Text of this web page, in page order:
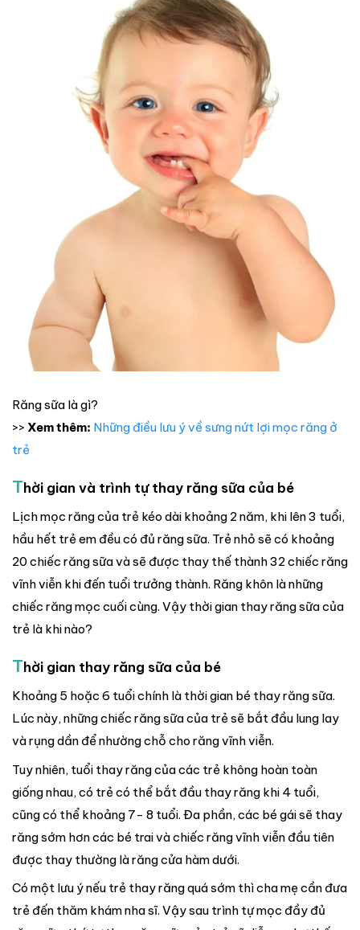
Răng sữa là gì?
>> Xem thêm: Những điều lưu ý về sưng nứt lợi mọc răng ở
trẻ
Thời gian và trình tự thay răng sữa của bé
Lịch mọc răng của trẻ kéo dài khoảng 2 năm, khi lên 3 tuổi,
hầu hết trẻ em đều có đủ răng sữa. Trẻ nhỏ sẽ có khoảng
20 chiếc răng sữa và sẽ được thay thế thành 32 chiếc răng
vĩnh viễn khi đến tuổi trưởng thành. Răng khôn là những
chiếc răng mọc cuối cùng. Vậy thời gian thay răng sữa của
trẻ là khi nào?
Thời gian thay răng sữa của bé
Khoảng 5 hoặc 6 tuổi chính là thời gian bé thay răng sữa.
Lúc này, những chiếc răng sữa của trẻ sẽ bắt đầu lung lay
và rụng dần để nhường chỗ cho răng vĩnh viễn.
Tuy nhiên, tuổi thay răng của các trẻ không hoàn toàn
giống nhau, có trẻ có thể bắt đầu thay răng khi 4 tuổi,
cũng có thể khoảng 7- 8 tuổi. Đa phần, các bé gái sẽ thay
răng sớm hơn các bé trai và chiếc răng vĩnh viễn đầu tiên
được thay thường là răng cửa hàm dưới.
Có một lưu ý nếu trẻ thay răng quá sớm thì cha mẹ cần đưa
trẻ đến thăm khám nha sĩ. Vậy sau trình tự mọc đầy đủ